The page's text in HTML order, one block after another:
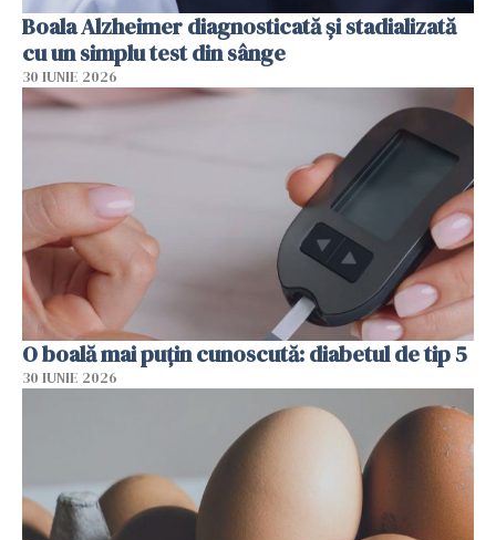
Boala Alzheimer diagnosticată și stadializată
cu un simplu test din sânge
30 IUNIE 2026
O boală mai puțin cunoscută: diabetul de tip 5
30 IUNIE 2026